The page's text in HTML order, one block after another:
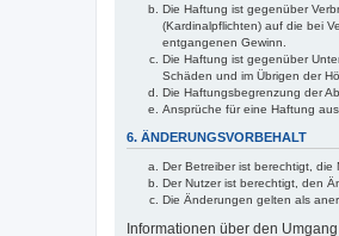
Die Haftung ist gegenüber
(Kardinalpflichten) auf die bei
entgangenen Gewinn.
Die Haftung ist gegenüber
Schäden und im Übrigen der
Die Haftungsbegrenzung der
Ansprüche für eine Haftung
6. ÄNDERUNGSVORBEHALT
Der Betreiber ist berechtigt, die
Der Nutzer ist berechtigt, den
Die Änderungen gelten als
Informationen über den